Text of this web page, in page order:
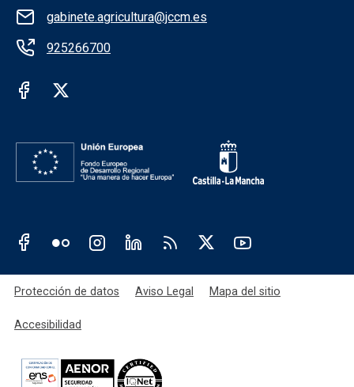
gabinete.agricultura@jccm.es
925266700
Redes sociales institución
Redes sociales JCCM
Menú legal
Protección de datos Aviso Legal Mapa del sitio
Accesibilidad